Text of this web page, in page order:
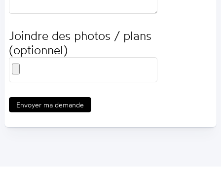
Joindre des photos / plans
(optionnel)
Envoyer ma demande